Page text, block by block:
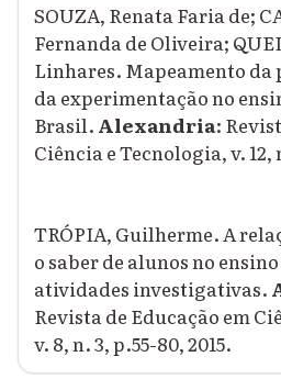
SOUZA, Renata Faria de;
Fernanda de Oliveira;
Linhares. Mapeamento da
da experimentação no
Brasil. Alexandria:
Ciência e Tecnologia, v. 12,
TRÓPIA, Guilherme. A
o saber de alunos no
atividades investigativas.
Revista de Educação em
v. 8, n. 3, p.55-80, 2015.